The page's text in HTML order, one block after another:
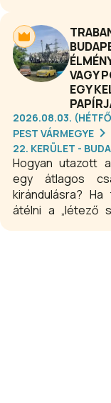
gasztronómiát,
hangulatú
Budafok
fesztivál célja,
környezetben,
programokkal
gyerekeknek
VAGY
EGY
2026.08.03.
PEST VÁRMEGYE
22. KERÜLET -
Hogyan utazott
egy átlagos
kirándulásra?
átélni a „létező